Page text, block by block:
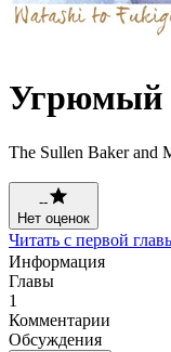
Угрюмый
The Sullen Baker
--
Нет оценок
Читать с первой
Информация
Главы
1
Комментарии
Обсуждения